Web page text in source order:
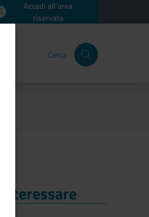
Accedi all'area
riservata
Cerca
Interessare